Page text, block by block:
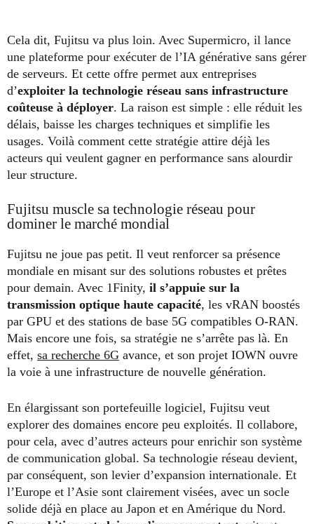
Cela dit, Fujitsu va plus loin. Avec Supermicro, il lance
une plateforme pour exécuter de l’IA générative sans gérer
de serveurs. Et cette offre permet aux entreprises
d’exploiter la technologie réseau sans infrastructure
coûteuse à déployer. La raison est simple : elle réduit les
délais, baisse les charges techniques et simplifie les
usages. Voilà comment cette stratégie attire déjà les
acteurs qui veulent gagner en performance sans alourdir
leur structure.
Fujitsu muscle sa technologie réseau pour
dominer le marché mondial
Fujitsu ne joue pas petit. Il veut renforcer sa présence
mondiale en misant sur des solutions robustes et prêtes
pour demain. Avec 1Finity, il s’appuie sur la
transmission optique haute capacité, les vRAN boostés
par GPU et des stations de base 5G compatibles O-RAN.
Mais encore une fois, sa stratégie ne s’arrête pas là. En
effet, sa recherche 6G avance, et son projet IOWN ouvre
la voie à une infrastructure de nouvelle génération.
En élargissant son portefeuille logiciel, Fujitsu veut
explorer des domaines encore peu exploités. Il collabore,
pour cela, avec d’autres acteurs pour enrichir son système
de communication global. Sa technologie réseau devient,
par conséquent, son levier d’expansion internationale. Et
l’Europe et l’Asie sont clairement visées, avec un socle
solide déjà en place au Japon et en Amérique du Nord.